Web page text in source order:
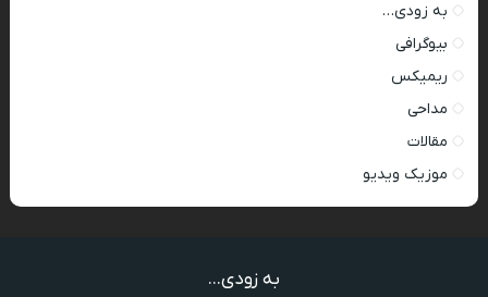
به زودی…
بیوگرافی
ریمیکس
مداحی
مقالات
موزیک ویدیو
به زودی...